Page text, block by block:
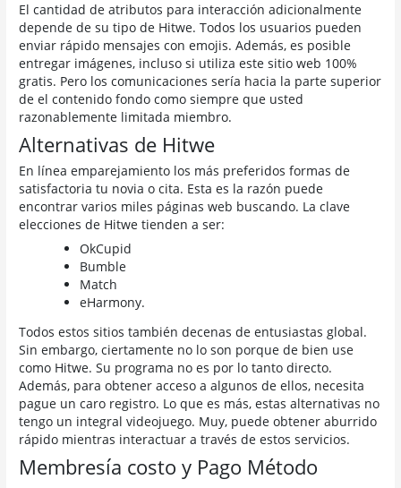
El cantidad de atributos para interacción adicionalmente
depende de su tipo de Hitwe. Todos los usuarios pueden
enviar rápido mensajes con emojis. Además, es posible
entregar imágenes, incluso si utiliza este sitio web 100%
gratis. Pero los comunicaciones sería hacia la parte superior
de el contenido fondo como siempre que usted
razonablemente limitada miembro.
Alternativas de Hitwe
En línea emparejamiento los más preferidos formas de
satisfactoria tu novia o cita. Esta es la razón puede
encontrar varios miles páginas web buscando. La clave
elecciones de Hitwe tienden a ser:
OkCupid
Bumble
Match
eHarmony.
Todos estos sitios también decenas de entusiastas global.
Sin embargo, ciertamente no lo son porque de bien use
como Hitwe. Su programa no es por lo tanto directo.
Además, para obtener acceso a algunos de ellos, necesita
pague un caro registro. Lo que es más, estas alternativas no
tengo un integral videojuego. Muy, puede obtener aburrido
rápido mientras interactuar a través de estos servicios.
Membresía costo y Pago Método